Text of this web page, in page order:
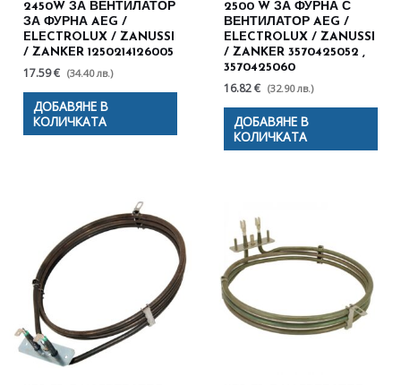
2450W ЗА ВЕНТИЛАТОР
ЗА ФУРНА AEG /
ELECTROLUX / ZANUSSI
/ ZANKER 1250214126005
17.59 € (34.40 лв.)
ДОБАВЯНЕ В
КОЛИЧКАТА
2500 W ЗА ФУРНА С
ВЕНТИЛАТОР AEG /
ELECTROLUX / ZANUSSI
/ ZANKER 3570425052 ,
3570425060
16.82 € (32.90 лв.)
ДОБАВЯНЕ В
КОЛИЧКАТА